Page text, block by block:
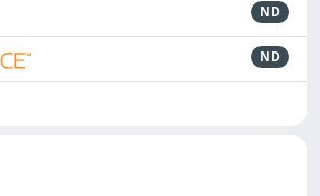
ND
ND